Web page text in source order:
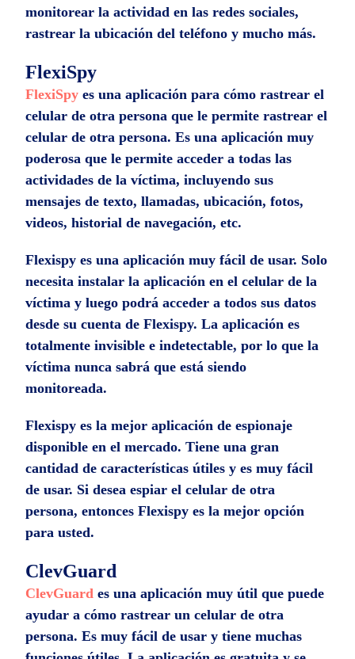
monitorear la actividad en las redes sociales,
rastrear la ubicación del teléfono y mucho más.
FlexiSpy
FlexiSpy es una aplicación para cómo rastrear el
celular de otra persona que le permite rastrear el
celular de otra persona. Es una aplicación muy
poderosa que le permite acceder a todas las
actividades de la víctima, incluyendo sus
mensajes de texto, llamadas, ubicación, fotos,
videos, historial de navegación, etc.
Flexispy es una aplicación muy fácil de usar. Solo
necesita instalar la aplicación en el celular de la
víctima y luego podrá acceder a todos sus datos
desde su cuenta de Flexispy. La aplicación es
totalmente invisible e indetectable, por lo que la
víctima nunca sabrá que está siendo
monitoreada.
Flexispy es la mejor aplicación de espionaje
disponible en el mercado. Tiene una gran
cantidad de características útiles y es muy fácil
de usar. Si desea espiar el celular de otra
persona, entonces Flexispy es la mejor opción
para usted.
ClevGuard
ClevGuard es una aplicación muy útil que puede
ayudar a cómo rastrear un celular de otra
persona. Es muy fácil de usar y tiene muchas